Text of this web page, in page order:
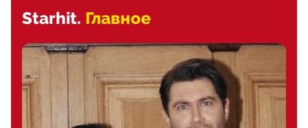
Starhit. Главное